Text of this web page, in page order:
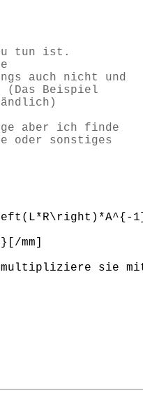
tun ist.
auch nicht und
Beispiel
aber ich finde
oder sonstiges
mm]
multipliziere sie